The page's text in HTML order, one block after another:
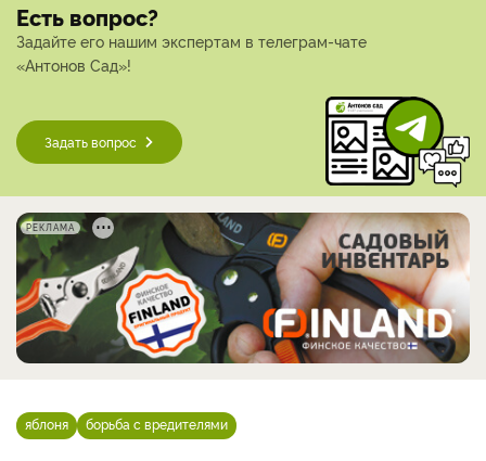
Есть вопрос?
Задайте его нашим экспертам в телеграм-чате
«Антонов Сад»!
Задать вопрос
РЕКЛАМА
яблоня борьба с вредителями